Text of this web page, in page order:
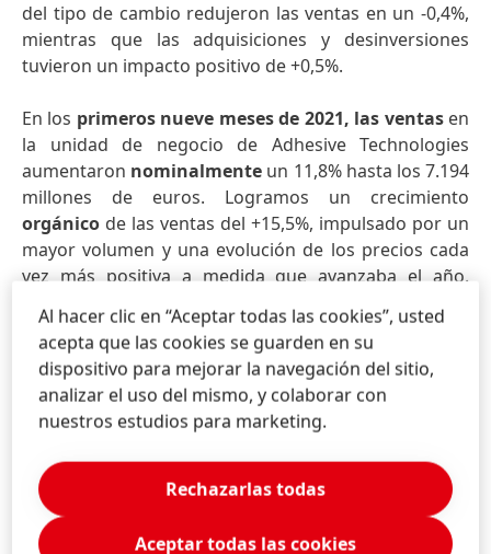
del tipo de cambio redujeron las ventas en un -0,4%,
mientras que las adquisiciones y desinversiones
tuvieron un impacto positivo de +0,5%.
En los primeros nueve meses de 2021, las ventasen
la unidad de negocio de Adhesive Technologies
aumentaron nominalmente un 11,8% hasta los 7.194
millones de euros. Logramos un crecimiento
orgánico de las ventas del +15,5%, impulsado por un
mayor volumen y una evolución de los precios cada
vez más positiva a medida que avanzaba el año.
soluciones en todas las regiones y negocios en los
primeros nueve meses del año.
En eltercer trimestre, la evolución de las áreas de
negocio individuales de la unidad de negocio de
Adhesive Technologies fue desigual. El desarrollo
orgánico de las ventas enAutomotive & Metals
fue
ligeramente menor al año anterior. Aquí, nuestro
negocio se vio afectado negativamente por menores
Al hacer clic en “Aceptar todas las cookies”, usted
acepta que las cookies se guarden en su
dispositivo para mejorar la navegación del sitio,
analizar el uso del mismo, y colaborar con
nuestros estudios para marketing.
Rechazarlas todas
Aceptar todas las cookies